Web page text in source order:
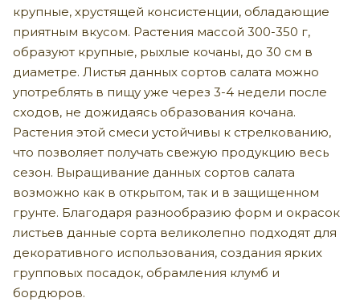
крупные, хрустящей консистенции, обладающие
приятным вкусом. Растения массой 300-350 г,
образуют крупные, рыхлые кочаны, до 30 см в
диаметре. Листья данных сортов салата можно
употреблять в пищу уже через 3-4 недели после
сходов, не дожидаясь образования кочана.
Растения этой смеси устойчивы к стрелкованию,
что позволяет получать свежую продукцию весь
сезон. Выращивание данных сортов салата
возможно как в открытом, так и в защищенном
грунте. Благодаря разнообразию форм и окрасок
листьев данные сорта великолепно подходят для
декоративного использования, создания ярких
групповых посадок, обрамления клумб и
бордюров.